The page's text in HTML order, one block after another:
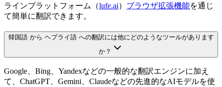
ラインプラットフォーム（lufe.ai） ブラウザ拡張機能を通じ
て簡単に翻訳できます。
韓国語 から ヘブライ語 への翻訳には他にどのようなツールがあります
か？
Google、Bing、Yandexなどの一般的な翻訳エンジンに加え
て、ChatGPT、Gemini、Claudeなどの先進的なAIモデルを使